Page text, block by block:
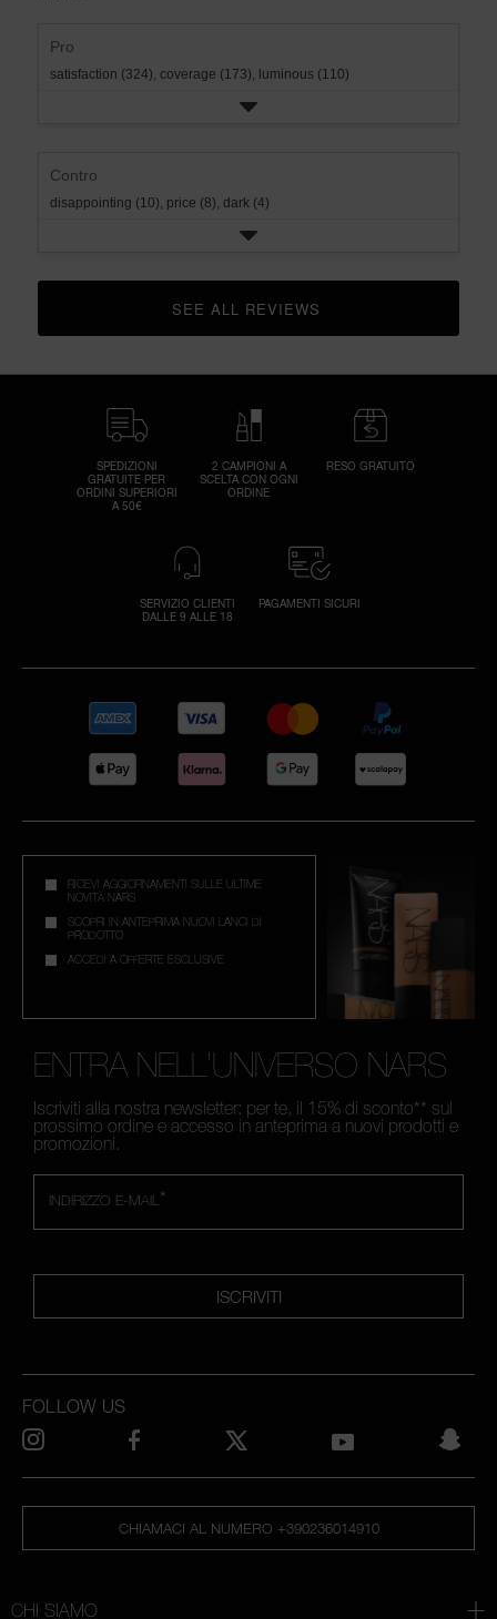
Pro
satisfaction (324), coverage (173), luminous (110)
Contro
disappointing (10), price (8), dark (4)
CLICK TO GO TO ALL REVIEWS
SPEDIZIONI
GRATUITE PER
ORDINI SUPERIORI
A 50€
2 CAMPIONI A
SCELTA CON OGNI
ORDINE
RESO GRATUITO
SERVIZIO CLIENTI
DALLE 9 ALLE 18
PAGAMENTI SICURI
RICEVI AGGIORNAMENTI SULLE ULTIME
NOVITÀ NARS
SCOPRI IN ANTEPRIMA NUOVI LANCI DI
PRODOTTO
ACCEDI A OFFERTE ESCLUSIVE
ENTRA NELL'UNIVERSO NARS
Iscriviti alla nostra newsletter: per te, il 15% di sconto** sul
prossimo ordine e accesso in anteprima a nuovi prodotti e
promozioni.
*
INDIRIZZO E-MAIL
ISCRIVITI
CHIAMACI AL NUMERO +390236014910
CHI SIAMO
FOLLOW US